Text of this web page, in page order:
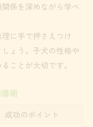
係を深めながら学べ
に手で押さえつけ
ょう。子犬の性格や
ことが大切です。
術
成功のポイント